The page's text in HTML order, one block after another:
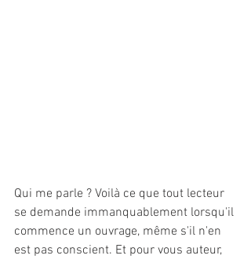
Qui me parle ? Voilà ce que tout lecteur
se demande immanquablement ​​lorsqu'il
commence un ouvrage, même s'il n'en
est pas conscient. Et pour vous auteur,